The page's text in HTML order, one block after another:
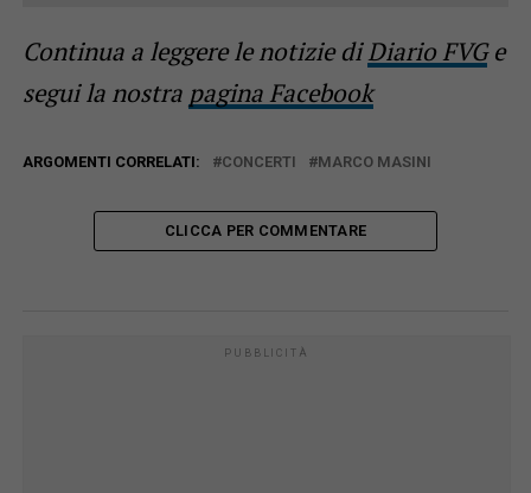
Continua a leggere le notizie diDiario FVGe
segui la nostra pagina Facebook
ARGOMENTI CORRELATI: CONCERTI MARCO MASINI
CLICCA PER COMMENTARE
PUBBLICITÀ